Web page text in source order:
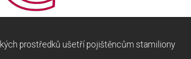
prostředků ušetří pojištěncům stamiliony